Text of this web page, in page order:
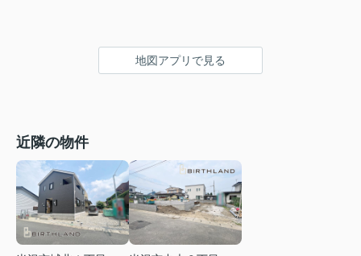
地図アプリで見る
近隣の物件